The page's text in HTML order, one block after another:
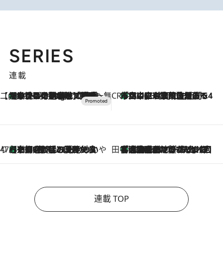
SERIES
連載
【CREA×星野リゾート】唯一無二。癒しと発見が待つ場所へ
10 Hours Ago
【トンボの足水浴】ヒノキの香りに包まれて涼感マックス！約13℃の湧水かけ流しを避暑地「星野温泉 トンボの湯」で体験 CREA'S CHOICE
2026.8.7
「立川にも歌舞伎があるんだよ」 片岡仁左衛門・市川中車ら豪華座組みで4年目の立川立飛歌舞伎へ
47都道府県の手みやげ ひんやりスイーツで夏を満喫
2026.8.7
【京都府】この夏絶対食べたい 冷やしておいしいおやつ3選 ひと口目から心を掴む新緑のテリーヌ 田中稲の勝手に再ブーム
2026.8.7
「湘南乃風に憧れて」観客大盛上がりの“タオル回し”に、ラッパー顔負けの高速歌唱まで…さだまさし（74）のアグレッシブすぎる現在地
連載 TOP